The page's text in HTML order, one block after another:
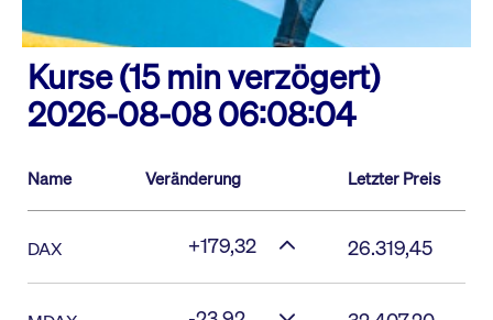
Kurse (15 min verzögert)
2026-08-08 06:08:04
Name Veränderung Letzter Preis
DAX +179,32 26.319,45